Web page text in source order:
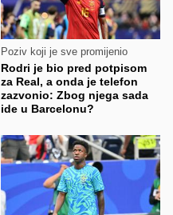
Poziv koji je sve promijenio
Rodri je bio pred potpisom
za Real, a onda je telefon
zazvonio: Zbog njega sada
ide u Barcelonu?